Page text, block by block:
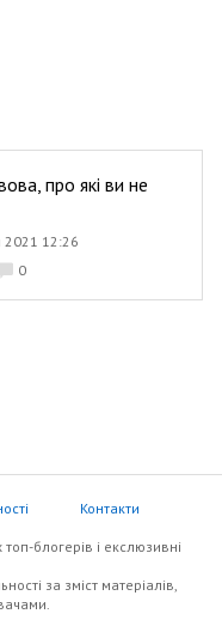
про які ви не
2021 12:26
0
Контакти
блогерів i екслюзивнi
за зміст матеріалів,